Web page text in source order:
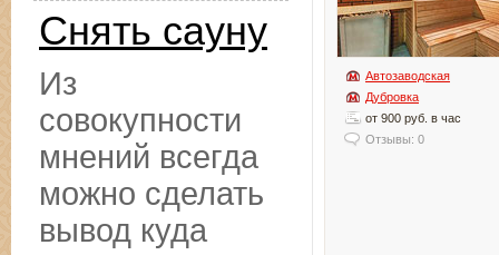
Автозаводская
Дубровка
от 900 руб. в час
Отзывы: 0
Снять сауну
Из
совокупности
мнений всегда
можно сделать
вывод куда